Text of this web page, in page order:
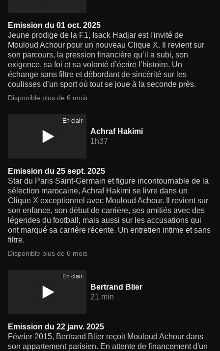
Emission du 01 oct. 2025
Jeune prodige de la F1, Isack Hadjar est l'invité de
Mouloud Achour pour un nouveau Clique X. Il revient sur
son parcours, la pression financière qu’il a subi, son
exigence, sa foi et sa volonté d’écrire l’histoire. Un
échange sans filtre et débordant de sincérité sur les
coulisses d’un sport où tout se joue à la seconde près.
Disponible plus de 6 mois
En clair
Achraf Hakimi
1h37
Emission du 25 sept. 2025
Star du Paris Saint-Germain et figure incontournable de la
sélection marocaine, Achraf Hakimi se livre dans un
Clique X exceptionnel avec Mouloud Achour. Il revient sur
son enfance, son début de carrière, ses amitiés avec des
légendes du football, mais aussi sur les accusations qui
ont marqué sa carrière récente. Un entretien intime et sans
filtre.
Disponible plus de 6 mois
En clair
Bertrand Blier
21 min
Emission du 22 janv. 2025
Février 2015, Bertrand Blier reçoit Mouloud Achour dans
son appartement parisien. En attente de financement d'un